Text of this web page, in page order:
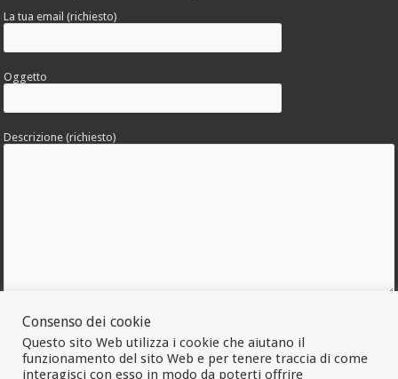
La tua email (richiesto)
Oggetto
Descrizione (richiesto)
Allega una foto dell'errore
Consenso dei cookie
Questo sito Web utilizza i cookie che aiutano il
funzionamento del sito Web e per tenere traccia di come
interagisci con esso in modo da poterti offrire